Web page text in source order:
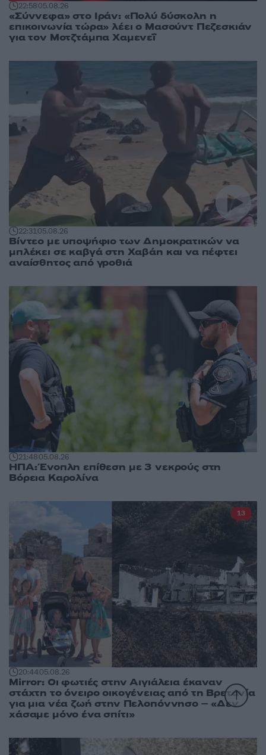
22:5805.08.26
«Σύννεφα» στο Ιράν: «Πολύ δύσκολη η
επικοινωνία τώρα» λέει ο Μασούντ Πεζεσκιάν
για τον Μοτζτάμπα Χαμενεΐ
22:3105.08.26
Βίντεο με υποψήφιο των Δημοκρατικών να
μπλέκει σε καβγά στη Χαβάη και να πέφτει
αναίσθητος από γροθιά
21:4805.08.26
ΗΠΑ: Ένοπλη επίθεση με 3 νεκρούς στη
Βόρεια Καρολίνα
20:4405.08.26
Mirror: Οι φωτιές στην Αιγιάλεια έκαναν
στάχτη το όνειρο οικογένειας από τη Βρετανία
για μια νέα ζωή στην Πελοπόννησο – «Δεν
χάσαμε μόνο ένα σπίτι»
13